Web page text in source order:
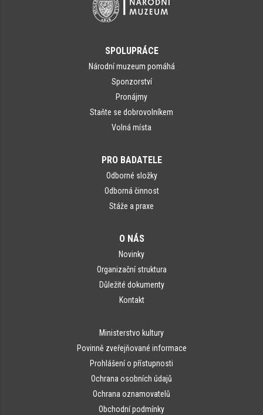
SPOLUPRÁCE
Národní muzeum pomáhá
Sponzorství
Pronájmy
Staňte se dobrovolníkem
Volná místa
PRO BADATELE
Odborné složky
Odborná činnost
Stáže a praxe
O NÁS
Novinky
Organizační struktura
Důležité dokumenty
Kontakt
Ministerstvo kultury
Povinně zveřejňované informace
Prohlášení o přístupnosti
Ochrana osobních údajů
Ochrana oznamovatelů
Obchodní podmínky